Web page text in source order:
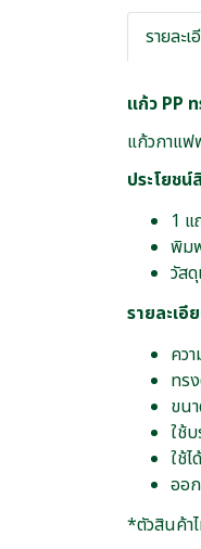
รายละ
แก้ว PP
แก้วกาแฟ
ประโยชน์
1 แ
พิม
วัส
รายละเอี
คว
ทร
ขน
ใช้
ใช้
ออ
*ตัวสินค้า